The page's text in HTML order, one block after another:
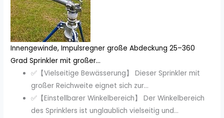
Innengewinde, Impulsregner große Abdeckung 25–360
Grad Sprinkler mit großer...
✅【Vielseitige Bewässerung】 Dieser Sprinkler mit
großer Reichweite eignet sich zur...
✅【Einstellbarer Winkelbereich】 Der Winkelbereich
des Sprinklers ist unglaublich vielseitig und...